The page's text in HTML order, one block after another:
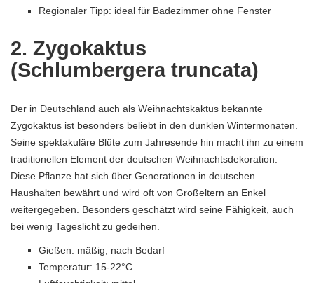
Regionaler Tipp: ideal für Badezimmer ohne Fenster
2. Zygokaktus
(Schlumbergera truncata)
Der in Deutschland auch als Weihnachtskaktus bekannte
Zygokaktus ist besonders beliebt in den dunklen Wintermonaten.
Seine spektakuläre Blüte zum Jahresende hin macht ihn zu einem
traditionellen Element der deutschen Weihnachtsdekoration.
Diese Pflanze hat sich über Generationen in deutschen
Haushalten bewährt und wird oft von Großeltern an Enkel
weitergegeben. Besonders geschätzt wird seine Fähigkeit, auch
bei wenig Tageslicht zu gedeihen.
Gießen: mäßig, nach Bedarf
Temperatur: 15-22°C